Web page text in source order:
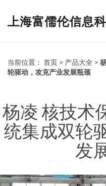
上海富儒伦信息
当前位置： 首页 > 产品大全 >
轮驱动，攻克产业发展瓶颈
杨凌 核技术
统集成双轮
发